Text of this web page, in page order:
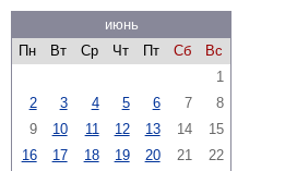
июнь
Пн
Вт Ср Чт Пт Сб
Вс
1
2
3 4 5 6 7
8
9
10 11 12 13 14
15
16
17 18 19 20 21
22